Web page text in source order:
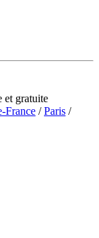
et gratuite
France /Paris /